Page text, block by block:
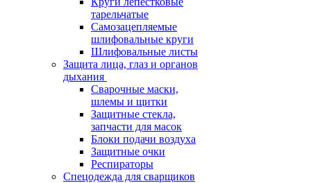
тарельчатые
Самозацепляемые
шлифовальные круги
Шлифовальные листы
Защита лица, глаз и органов
дыхания
Сварочные маски,
шлемы и щитки
Защитные стекла,
запчасти для масок
Блоки подачи воздуха
Защитные очки
Респираторы
Спецодежда для сварщиков